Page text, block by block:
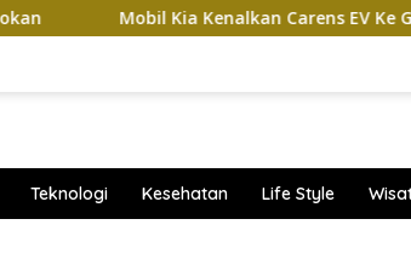
Mobil Kia Kenalkan Carens EV Ke GIIAS 2026,
Teknologi Kesehatan Life Style